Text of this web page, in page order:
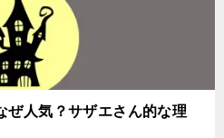
ぜ人気？サザエさん的な理